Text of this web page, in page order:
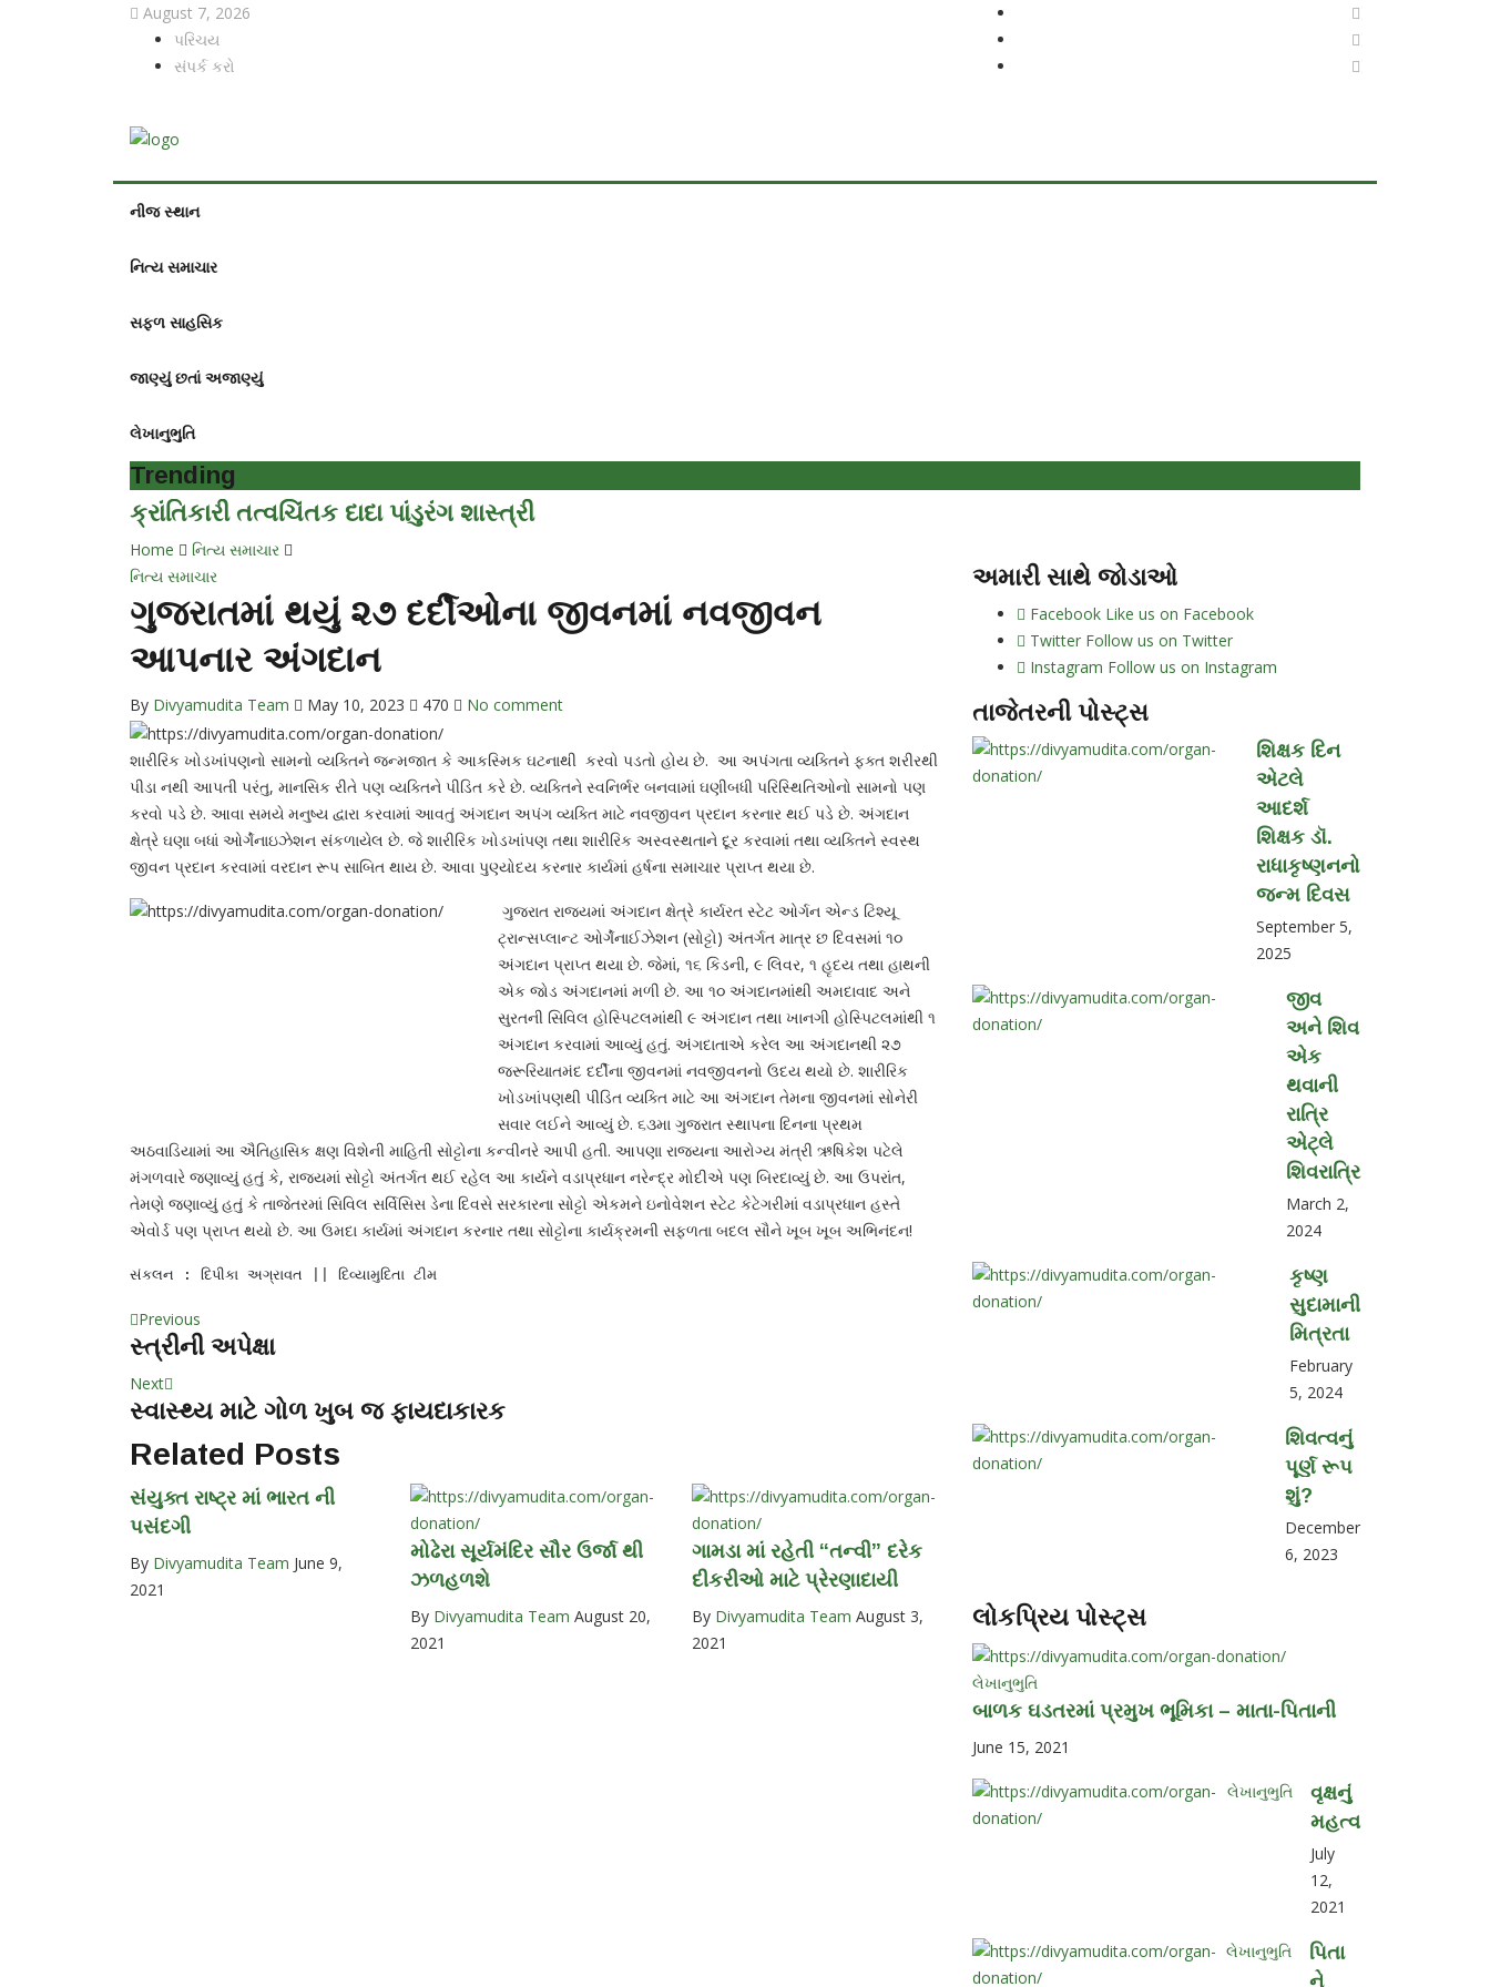
August 7, 2026
પરિચય
સંપર્ક કરો
નીજ સ્થાન
નિત્ય સમાચાર
સફળ સાહસિક
જાણ્યું છતાં અજાણ્યું
લેખાનુભુતિ
Trending
ક્રાંતિકારી તત્વચિંતક દાદા પાંડુરંગ શાસ્ત્રી
Home
નિત્ય સમાચાર
નિત્ય સમાચાર
ગુજરાતમાં થયું ૨૭ દર્દીઓના જીવનમાં નવજીવન
આપનાર અંગદાન
By Divyamudita Team May 10, 2023 470 No comment
શારીરિક ખોડખાંપણનો સામનો વ્યક્તિને જન્મજાત કે આકસ્મિક ઘટનાથી કરવો પડતો હોય છે. આ અપંગતા વ્યક્તિને ફક્ત શરીરથી
પીડા નથી આપતી પરંતુ, માનસિક રીતે પણ વ્યક્તિને પીડિત કરે છે. વ્યક્તિને સ્વનિર્ભર બનવામાં ઘણીબધી પરિસ્થિતિઓનો સામનો પણ
કરવો પડે છે. આવા સમયે મનુષ્ય દ્વારા કરવામાં આવતું અંગદાન અપંગ વ્યક્તિ માટે નવજીવન પ્રદાન કરનાર થઈ પડે છે. અંગદાન
ક્ષેત્રે ઘણા બધાં ઓર્ગેનાઇઝેશન સંકળાયેલ છે. જે શારીરિક ખોડખાંપણ તથા શારીરિક અસ્વસ્થતાને દૂર કરવામાં તથા વ્યક્તિને સ્વસ્થ
જીવન પ્રદાન કરવામાં વરદાન રૂપ સાબિત થાય છે. આવા પુણ્યોદય કરનાર કાર્યમાં હર્ષના સમાચાર પ્રાપ્ત થયા છે.
ગુજરાત રાજ્યમાં અંગદાન ક્ષેત્રે કાર્યરત સ્ટેટ ઓર્ગન એન્ડ ટિશ્યૂ
ટ્રાન્સપ્લાન્ટ ઓર્ગેનાઈઝેશન (સોટ્ટો) અંતર્ગત માત્ર છ દિવસમાં ૧૦
અંગદાન પ્રાપ્ત થયા છે. જેમાં, ૧૬ કિડની, ૯ લિવર, ૧ હૃદય તથા હાથની
એક જોડ અંગદાનમાં મળી છે. આ ૧૦ અંગદાનમાંથી અમદાવાદ અને
સુરતની સિવિલ હોસ્પિટલમાંથી ૯ અંગદાન તથા ખાનગી હોસ્પિટલમાંથી ૧
અંગદાન કરવામાં આવ્યું હતું. અંગદાતાએ કરેલ આ અંગદાનથી ૨૭
જરૂરિયાતમંદ દર્દીના જીવનમાં નવજીવનનો ઉદય થયો છે. શારીરિક
ખોડખાંપણથી પીડિત વ્યક્તિ માટે આ અંગદાન તેમના જીવનમાં સોનેરી
સવાર લઈને આવ્યું છે. ૬૩મા ગુજરાત સ્થાપના દિનના પ્રથમ
અઠવાડિયામાં આ ઐતિહાસિક ક્ષણ વિશેની માહિતી સોટ્ટોના કન્વીનરે આપી હતી. આપણા રાજ્યના આરોગ્ય મંત્રી ઋષિકેશ પટેલે
મંગળવારે જણાવ્યું હતું કે, રાજ્યમાં સોટ્ટો અંતર્ગત થઈ રહેલ આ કાર્યને વડાપ્રધાન નરેન્દ્ર મોદીએ પણ બિરદાવ્યું છે. આ ઉપરાંત,
તેમણે જણાવ્યું હતું કે તાજેતરમાં સિવિલ સર્વિસિસ ડેના દિવસે સરકારના સોટ્ટો એકમને ઇનોવેશન સ્ટેટ કેટેગરીમાં વડાપ્રધાન હસ્તે
એવોર્ડ પણ પ્રાપ્ત થયો છે. આ ઉમદા કાર્યમાં અંગદાન કરનાર તથા સોટ્ટોના કાર્યક્રમની સફળતા બદલ સૌને ખૂબ ખૂબ અભિનંદન!
સંકલન : દિપીકા અગ્રાવત || દિવ્યામુદિતા ટીમ
Previous
સ્ત્રીની અપેક્ષા
Next
સ્વાસ્થ્ય માટે ગોળ ખુબ જ ફાયદાકારક
Related Posts
સંયુક્ત રાષ્ટ્ર માં ભારત ની
પસંદગી
By Divyamudita Team June 9,
2021
મોઢેરા સૂર્યમંદિર સૌર ઉર્જા થી
ઝળહળશે
By Divyamudita Team August 20,
2021
ગામડા માં રહેતી “તન્વી” દરેક
દીકરીઓ માટે પ્રેરણાદાયી
By Divyamudita Team August 3,
2021
અમારી સાથે જોડાઓ
Facebook Like us on Facebook
Twitter Follow us on Twitter
Instagram Follow us on Instagram
તાજેતરની પોસ્ટ્સ
શિક્ષક દિન
એટલે
આદર્શ
શિક્ષક ડૉ.
રાધાકૃષ્ણનનો
જન્મ દિવસ
September 5,
2025
જીવ
અને શિવ
એક
થવાની
રાત્રિ
એટ્લે
શિવરાત્રિ
March 2,
2024
કૃષ્ણ
સુદામાની
મિત્રતા
February
5, 2024
શિવત્વનું
પૂર્ણ રૂપ
શું?
December
6, 2023
લોકપ્રિય પોસ્ટ્સ
લેખાનુભુતિ
બાળક ઘડતરમાં પ્રમુખ ભૂમિકા – માતા-પિતાની
June 15, 2021
લેખાનુભુતિ
વૃક્ષનું
મહત્વ
July
12,
2021
લેખાનુભુતિ
પિતા
ને